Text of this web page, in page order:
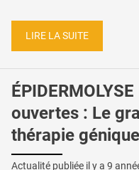
LIRE LA SUITE
ouvertes : Le
thérapie génique
Actualité publiée il y a 9